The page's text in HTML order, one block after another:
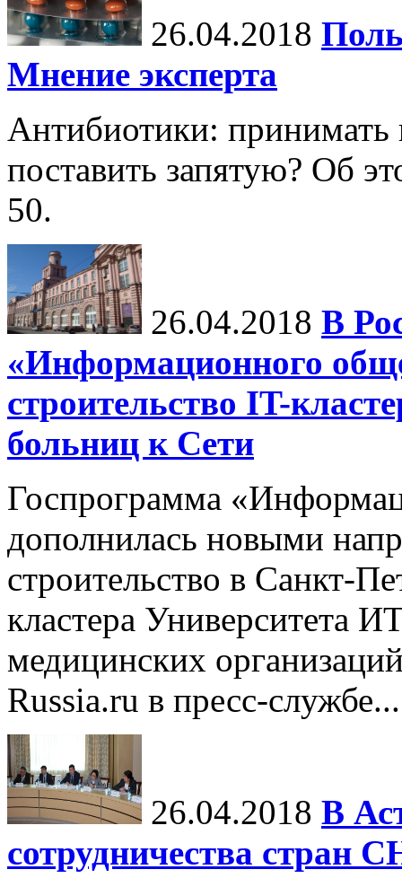
26.04.2018
Мнение эксперта
Антибиотики: принимать
поставить запятую? Об
50.
26.04.2018 В
«Информационного
строительство IT-
больниц к Сети
Госпрограмма
дополнилась новыми
строительство в Санкт-
кластера Университета
медицинских
Russia.ru в пресс-службе...
26.04.2018 В
сотрудничества стран